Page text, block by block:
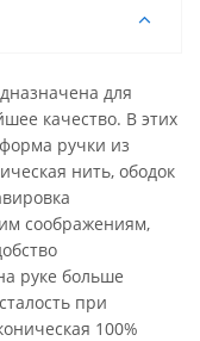
для
качество. В этих
ручки из
нить, ободок
соображениям,
руке больше
при
100%